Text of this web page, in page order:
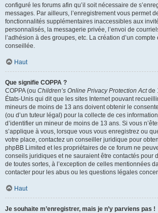
configuré les forums afin qu’il soit nécessaire de
messages. Par ailleurs, l’enregistrement vous permet
fonctionnalités supplémentaires inaccessibles aux
personnalisés, la messagerie privée, l’envoi de
l’adhésion à des groupes, etc. La création d’un
conseillée.
Haut
Que signifie COPPA ?
COPPA (ou Children’s Online Privacy Protection Actde
États-Unis qui dit que les sites Internet pouvant
mineurs de moins de 13 ans doivent obtenir le
(ou d’un tuteur légal) pour la collecte de ces
d’identifier un mineur de moins de 13 ans. Si vous
s’applique à vous, lorsque vous vous enregistrez ou
votre place, contactez un conseiller juridique pour
phpBB Limited et les propriétaires de ce forum ne
conseils juridiques et ne sauraient être contactés pour
de toutes sortes, à l’exception de celles mentionnées
contacter pour les abus ou les questions légales
Haut
Je souhaite m’enregistrer, mais je n’y parviens pas !